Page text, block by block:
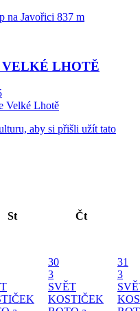
na Javořici 837 m
VELKÉ LHOTĚ
Velké Lhotě
aby si přišli užít tato
St Čt
30
3
SVĚT
KOSTIČEK
31
3